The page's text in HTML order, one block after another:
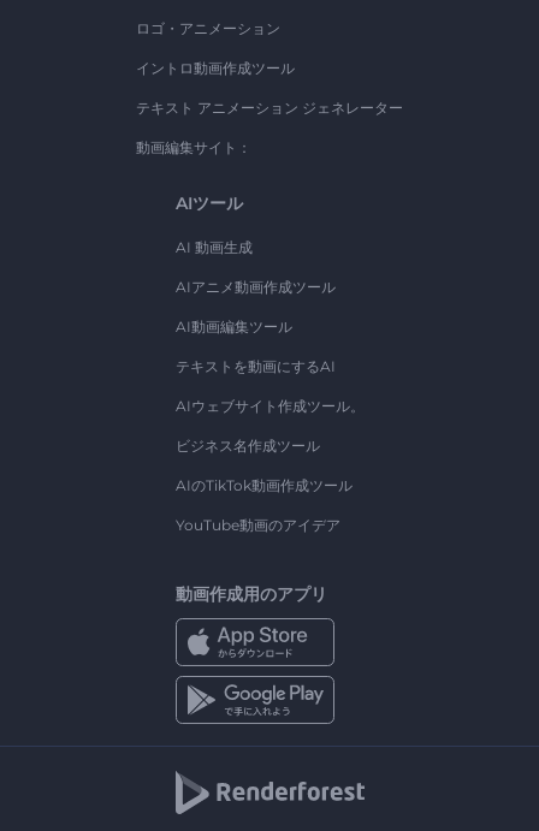
ロゴ・アニメーション
イントロ動画作成ツール
テキスト アニメーション ジェネレーター
動画編集サイト：
AIツール
AI 動画生成
AIアニメ動画作成ツール
AI動画編集ツール
テキストを動画にするAI
AIウェブサイト作成ツール。
ビジネス名作成ツール
AIのTikTok動画作成ツール
YouTube動画のアイデア
動画作成用のアプリ